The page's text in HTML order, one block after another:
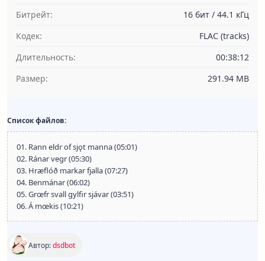
Битрейт:
16 бит / 44.1 кГц
Кодек:
FLAC (tracks)
Длительность:
00:38:12
Размер:
291.94 MB
Список файлов:
01. Rann eldr of sjǫt manna (05:01)
02. Ránar vegr (05:30)
03. Hræflóð markar fjalla (07:27)
04. Benmánar (06:02)
05. Grœfr svall gylfir sjávar (03:51)
06. Á mœkis (10:21)
Автор:dsdbot